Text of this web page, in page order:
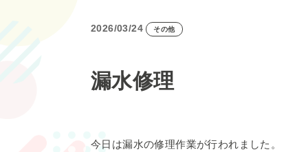
2026/03/24 その他
漏水修理
今日は漏水の修理作業が行われました。